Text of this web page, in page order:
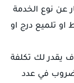
عن نوع الخدمة
او تلميع درج او
يقدر لك تكلفة
في عدد